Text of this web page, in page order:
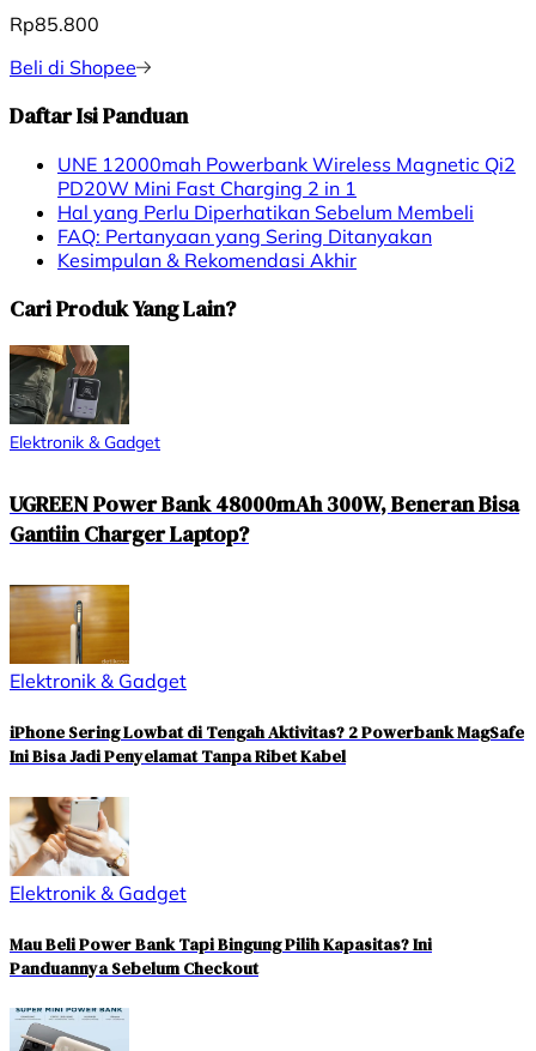
Rp85.800
Beli di Shopee
Daftar Isi Panduan
UNE 12000mah Powerbank Wireless Magnetic Qi2
PD20W Mini Fast Charging 2 in 1
Hal yang Perlu Diperhatikan Sebelum Membeli
FAQ: Pertanyaan yang Sering Ditanyakan
Kesimpulan & Rekomendasi Akhir
Cari Produk Yang Lain?
Elektronik & Gadget
UGREEN Power Bank 48000mAh 300W, Beneran Bisa
Gantiin Charger Laptop?
Elektronik & Gadget
iPhone Sering Lowbat di Tengah Aktivitas? 2 Powerbank MagSafe
Ini Bisa Jadi Penyelamat Tanpa Ribet Kabel
Elektronik & Gadget
Mau Beli Power Bank Tapi Bingung Pilih Kapasitas? Ini
Panduannya Sebelum Checkout